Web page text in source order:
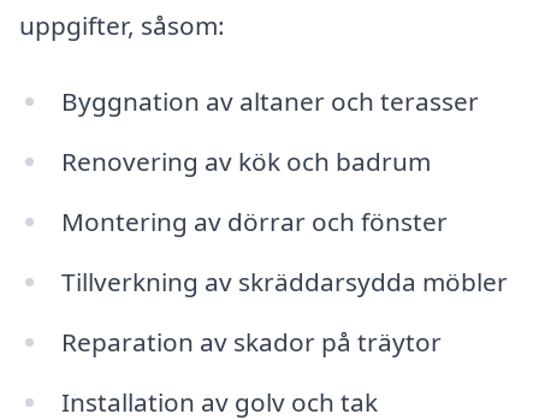
uppgifter, såsom:
Byggnation av altaner och terasser
Renovering av kök och badrum
Montering av dörrar och fönster
Tillverkning av skräddarsydda möbler
Reparation av skador på träytor
Installation av golv och tak